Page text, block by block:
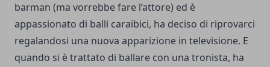
barman (ma vorrebbe fare l’attore) ed è
appassionato di balli caraibici, ha deciso di riprovarci
regalandosi una nuova apparizione in televisione. E
quando si è trattato di ballare con una tronista, ha